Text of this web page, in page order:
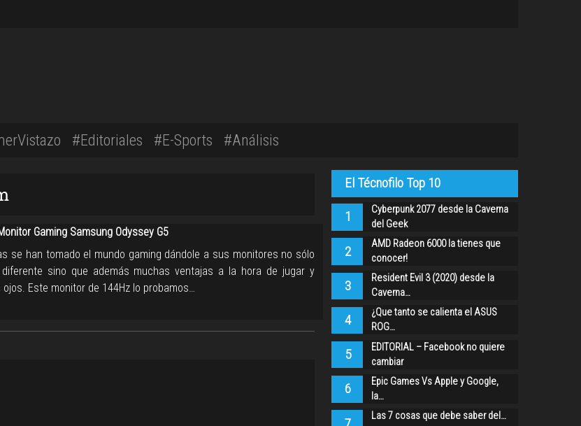
#Editoriales #E-Sports #Análisis
Gaming Samsung Odyssey G5
se han tomado el mundo gaming dándole a sus monitores no sólo
sino que además muchas ventajas a la hora de jugar y
Este monitor de 144Hz lo probamos…
El Técnofilo Top 10
1
Cyberpunk 2077 desde la Caverna
del Geek
2
AMD Radeon 6000 la tienes que
conocer!
3
Resident Evil 3 (2020) desde la
Caverna…
4
¿Que tanto se calienta el ASUS
ROG…
5
EDITORIAL – Facebook no quiere
cambiar
6
Epic Games Vs Apple y Google,
la…
Las 7 cosas que debe saber del…